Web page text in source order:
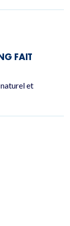
FAIT
et